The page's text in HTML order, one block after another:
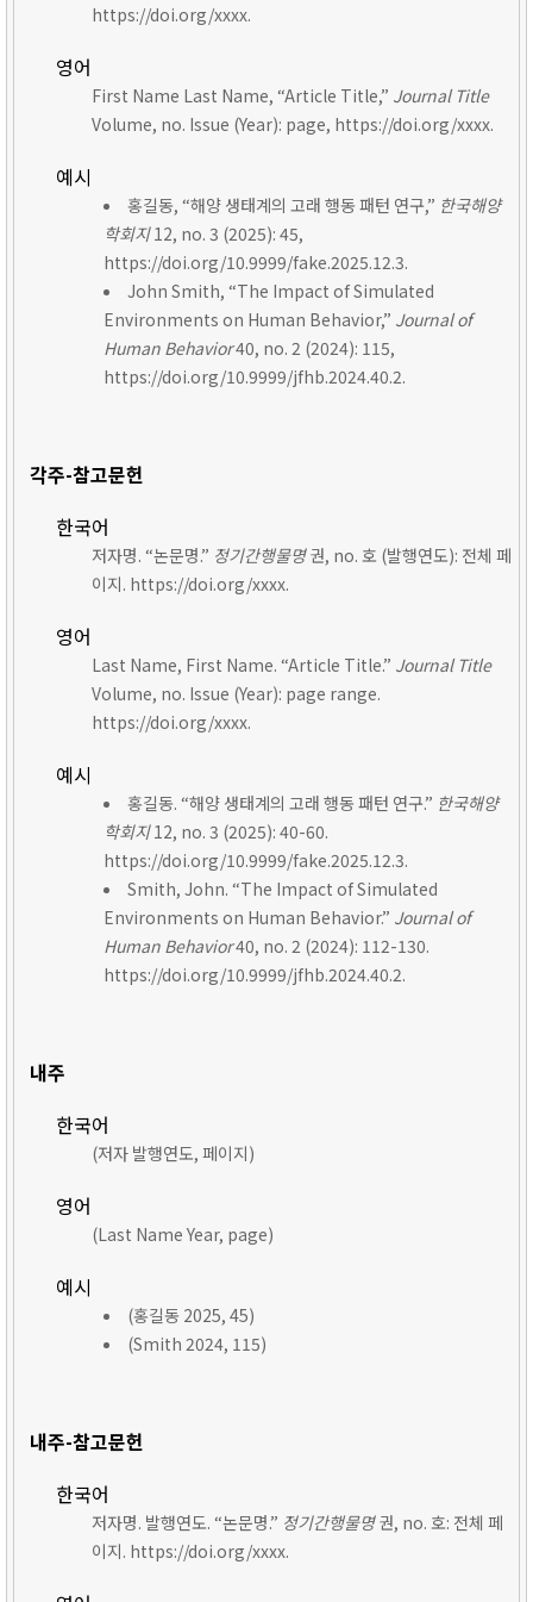
https://doi.org/xxxx.
영어
First Name Last Name, “Article Title,” Journal Title
Volume, no. Issue (Year): page, https://doi.org/xxxx.
예시
홍길동, “해양 생태계의 고래 행동 패턴 연구,” 한국해양
학회지12, no. 3 (2025): 45,
https://doi.org/10.9999/fake.2025.12.3.
John Smith, “The Impact of Simulated
Environments on Human Behavior,” Journal of
Human Behavior40, no. 2 (2024): 115,
https://doi.org/10.9999/jfhb.2024.40.2.
각주-참고문헌
한국어
저자명. “논문명.” 정기간행물명권, no. 호 (발행연도): 전체 페
이지. https://doi.org/xxxx.
영어
Last Name, First Name. “Article Title.” Journal Title
Volume, no. Issue (Year): page range.
https://doi.org/xxxx.
예시
홍길동. “해양 생태계의 고래 행동 패턴 연구.” 한국해양
학회지12, no. 3 (2025): 40-60.
https://doi.org/10.9999/fake.2025.12.3.
Smith, John. “The Impact of Simulated
Environments on Human Behavior.” Journal of
Human Behavior40, no. 2 (2024): 112-130.
https://doi.org/10.9999/jfhb.2024.40.2.
내주
한국어
(저자 발행연도, 페이지)
영어
(Last Name Year, page)
예시
(홍길동 2025, 45)
(Smith 2024, 115)
내주-참고문헌
한국어
저자명. 발행연도. “논문명.” 정기간행물명권, no. 호: 전체 페
이지. https://doi.org/xxxx.